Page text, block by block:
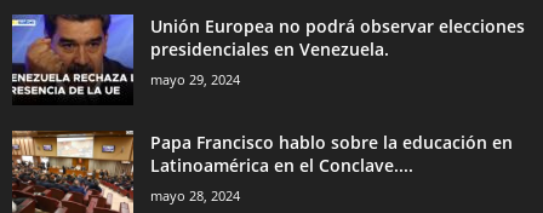
Unión Europea no podrá observar elecciones
presidenciales en Venezuela.
mayo 29, 2024
Papa Francisco hablo sobre la educación en
Latinoamérica en el Conclave....
mayo 28, 2024